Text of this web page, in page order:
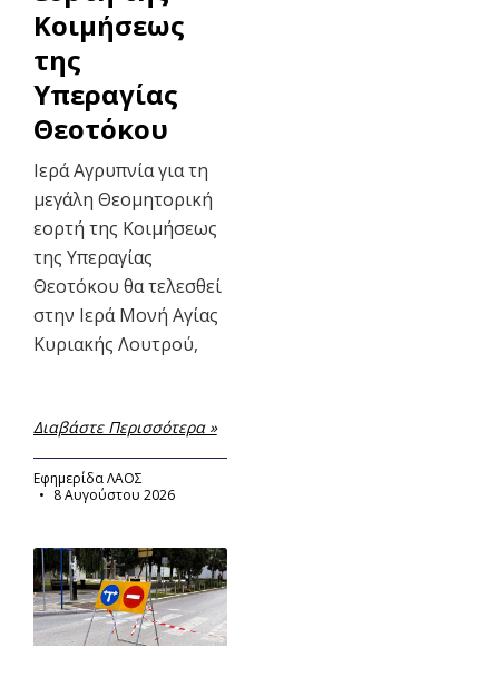
Κοιμήσεως
της
Υπεραγίας
Θεοτόκου
Ιερά Αγρυπνία για τη
μεγάλη Θεομητορική
εορτή της Κοιμήσεως
της Υπεραγίας
Θεοτόκου θα τελεσθεί
στην Ιερά Μονή Αγίας
Κυριακής Λουτρού,
Διαβάστε Περισσότερα »
Εφημερίδα ΛΑΟΣ
8 Αυγούστου 2026